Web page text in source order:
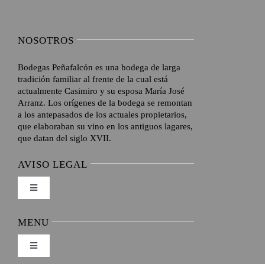
NOSOTROS
Bodegas Peñafalcón es una bodega de larga
tradición familiar al frente de la cual está
actualmente Casimiro y su esposa María José
Arranz. Los orígenes de la bodega se remontan
a los antepasados de los actuales propietarios,
que elaboraban su vino en los antiguos lagares,
que datan del siglo XVII.
AVISO LEGAL
Toggle
Navigation
Envíos y Devoluciones
Formas de pago
MENU
Toggle
Navigation